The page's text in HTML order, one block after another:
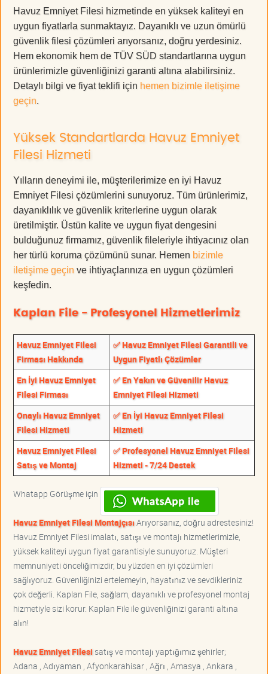
Havuz Emniyet Filesi hizmetinde en yüksek kaliteyi en
uygun fiyatlarla sunmaktayız. Dayanıklı ve uzun ömürlü
güvenlik filesi çözümleri arıyorsanız, doğru yerdesiniz.
Hem ekonomik hem de TÜV SÜD standartlarına uygun
ürünlerimizle güvenliğinizi garanti altına alabilirsiniz.
Detaylı bilgi ve fiyat teklifi için hemen bizimle iletişime
geçin.
Yüksek Standartlarda Havuz Emniyet
Filesi Hizmeti
Yılların deneyimi ile, müşterilerimize en iyi Havuz
Emniyet Filesi çözümlerini sunuyoruz. Tüm ürünlerimiz,
dayanıklılık ve güvenlik kriterlerine uygun olarak
üretilmiştir. Üstün kalite ve uygun fiyat dengesini
bulduğunuz firmamız, güvenlik fileleriyle ihtiyacınız olan
her türlü koruma çözümünü sunar. Hemen bizimle
iletişime geçin ve ihtiyaçlarınıza en uygun çözümleri
keşfedin.
Kaplan File - Profesyonel Hizmetlerimiz
Havuz Emniyet Filesi
Firması Hakkında
✅ Havuz Emniyet Filesi Garantili ve
Uygun Fiyatlı Çözümler
En İyi Havuz Emniyet
Filesi Firması
✅ En Yakın ve Güvenilir Havuz
Emniyet Filesi Hizmeti
Onaylı Havuz Emniyet
Filesi Hizmeti
✅ En İyi Havuz Emniyet Filesi
Hizmeti
Havuz Emniyet Filesi
Satış ve Montaj
✅ Profesyonel Havuz Emniyet Filesi
Hizmeti - 7/24 Destek
Whatapp Görüşme için
Havuz Emniyet Filesi MontajçısıArıyorsanız, doğru adrestesiniz!
Havuz Emniyet Filesi imalatı, satışı ve montajı hizmetlerimizle,
yüksek kaliteyi uygun fiyat garantisiyle sunuyoruz. Müşteri
memnuniyeti önceliğimizdir, bu yüzden en iyi çözümleri
sağlıyoruz. Güvenliğinizi ertelemeyin, hayatınız ve sevdikleriniz
çok değerli. Kaplan File, sağlam, dayanıklı ve profesyonel montaj
hizmetiyle sizi korur. Kaplan File ile güvenliğinizi garanti altına
alın!
Havuz Emniyet Filesisatış ve montajı yaptığımız şehirler;
Adana , Adıyaman , Afyonkarahisar , Ağrı , Amasya , Ankara ,